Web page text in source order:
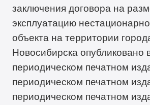
заключения договора на
эксплуатацию
объекта на территории
Новосибирска опубликовано
периодическом печатном
периодическом печатном
периодическом печатном